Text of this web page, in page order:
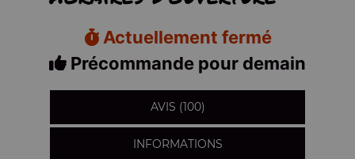
Actuellement fermé
Précommande pour demain
AVIS (100)
INFORMATIONS